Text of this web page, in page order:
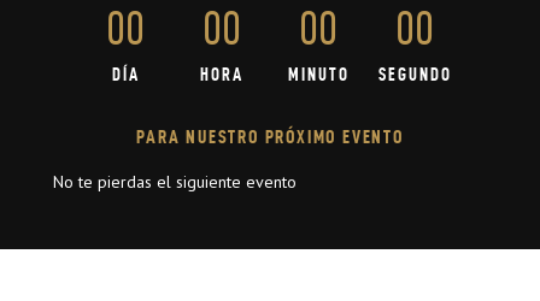
00
DÍA
00
HORA
00
MINUTO
00
SEGUNDO
PARA NUESTRO PRÓXIMO EVENTO
No te pierdas el siguiente evento